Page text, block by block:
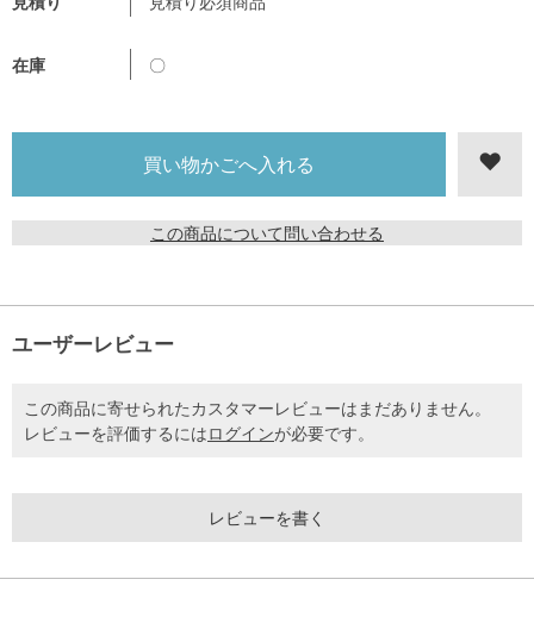
在庫 〇
この商品について問い合わせる
ユーザーレビュー
この商品に寄せられたカスタマーレビューはまだありません。
レビューを評価するにはログインが必要です。
レビューを書く